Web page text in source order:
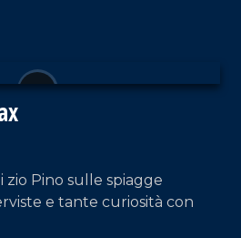
zio Pino sulle spiagge
e tante curiosità con